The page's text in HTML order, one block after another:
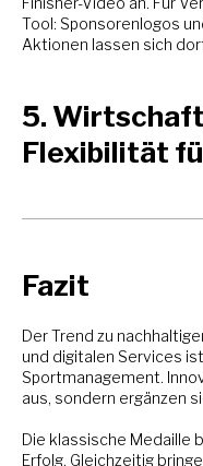
Tool: Sponsorenlogos
Aktionen lassen sich
5.
Flexibilität
Fazit
Der Trend zu
und digitalen Services
Sportmanagement.
aus, sondern ergänzen
Die klassische Medaille
Erfolg. Gleichzeitig